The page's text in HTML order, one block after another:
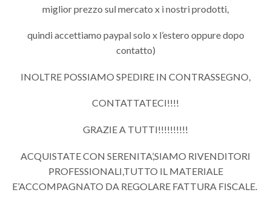
miglior prezzo sul mercato x i nostri prodotti,
quindi accettiamo paypal solo x l’estero oppure dopo
contatto)
INOLTRE POSSIAMO SPEDIRE IN CONTRASSEGNO,
CONTATTATECI!!!!
GRAZIE A TUTTI!!!!!!!!!!
ACQUISTATE CON SERENITA’,SIAMO RIVENDITORI
PROFESSIONALI,TUTTO IL MATERIALE
E’ACCOMPAGNATO DA REGOLARE FATTURA FISCALE.